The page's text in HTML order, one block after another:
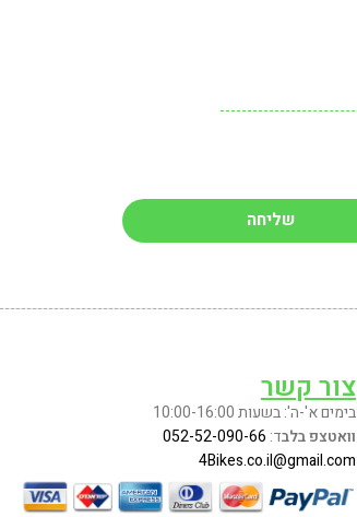
שליחה
צור קשר
בימים א'-ה': בשעות 10:00-16:00
וואטצפ בלבד: 052-52-090-66
4Bikes.co.il@gmail.com